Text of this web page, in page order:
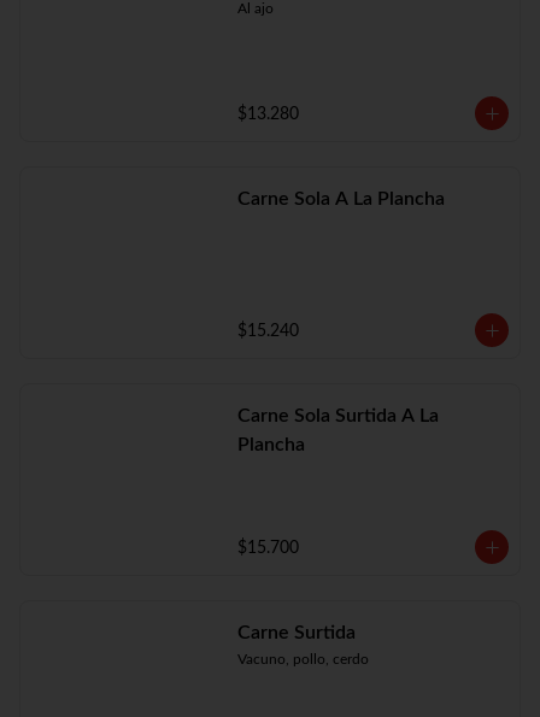
Al ajo
$13.280
Carne Sola A La Plancha
$15.240
Carne Sola Surtida A La
Plancha
$15.700
Carne Surtida
Vacuno, pollo, cerdo